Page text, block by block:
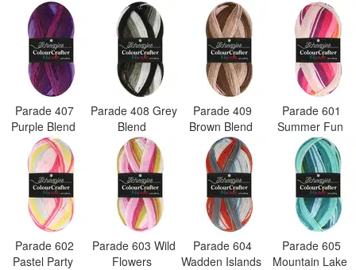
Parade 407
Purple Blend
Parade 408 Grey
Blend
Parade 409
Brown Blend
Parade 601
Summer Fun
Parade 602
Pastel Party
Parade 603 Wild
Flowers
Parade 604
Wadden Islands
Parade 605
Mountain Lake